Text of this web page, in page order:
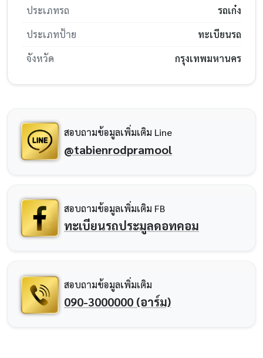
ประเภทรถ
รถเก๋ง
ประเภทป้าย
ทะเบียนรถ
จังหวัด
กรุงเทพมหานคร
สอบถามข้อมูลเพิ่มเติม Line
@tabienrodpramool
สอบถามข้อมูลเพิ่มเติม FB
ทะเบียนรถประมูลดอทคอม
สอบถามข้อมูลเพิ่มเติม
090-3000000 (อาร์ม)